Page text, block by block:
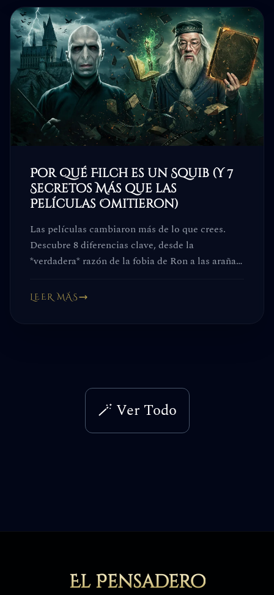
Por Qué Filch es un Squib (Y 7
Secretos Más que las
Películas Omitieron)
Las películas cambiaron más de lo que crees.
Descubre 8 diferencias clave, desde la
*verdadera* razón de la fobia de Ron a las arañas
trivia: cambian toda la historia.
LEER MÁS
🪄 Ver Todo
El Pensadero